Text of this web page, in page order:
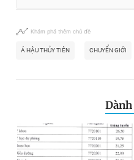
Khám phá thêm chủ đề
Á HẬU THỦY TIÊN CHUYỂN GIỚI